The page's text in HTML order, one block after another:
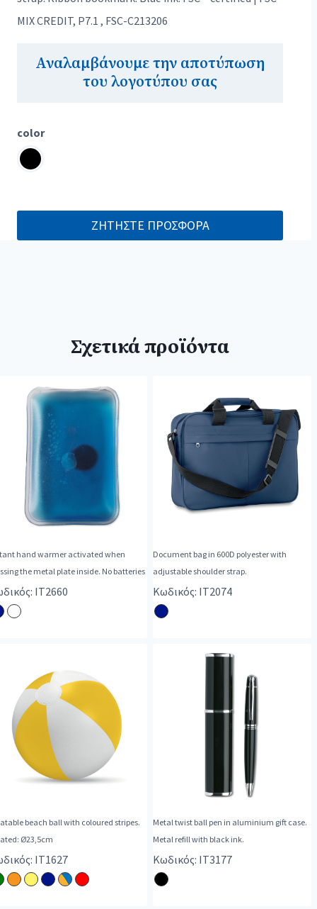
MIX CREDIT, P7.1 , FSC-C213206
Αναλαμβάνουμε την αποτύπωση
του λογοτύπου σας
color
ΖΗΤΗΣΤΕ ΠΡΟΣΦΟΡΑ
Σχετικά προϊόντα
hand warmer activated when
the metal plate inside. No batteries
IT2660
Document bag in 600D polyester with
adjustable shoulder strap.
Κωδικός: IT2074
beach ball with coloured stripes.
Ø23,5cm
IT1627
Metal twist ball pen in aluminium gift case.
Metal refill with black ink.
Κωδικός: IT3177